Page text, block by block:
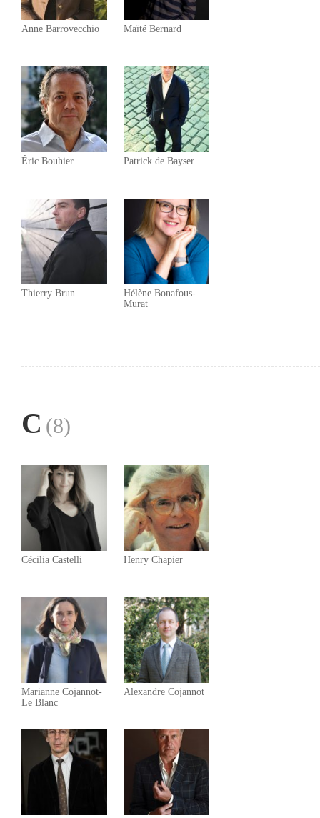
Anne Barrovecchio Maïté Bernard
Éric Bouhier Patrick de Bayser
Thierry Brun
Hélène Bonafous-
Murat
C (8)
Cécilia Castelli Henry Chapier
Marianne Cojannot-
Le Blanc
Alexandre Cojannot